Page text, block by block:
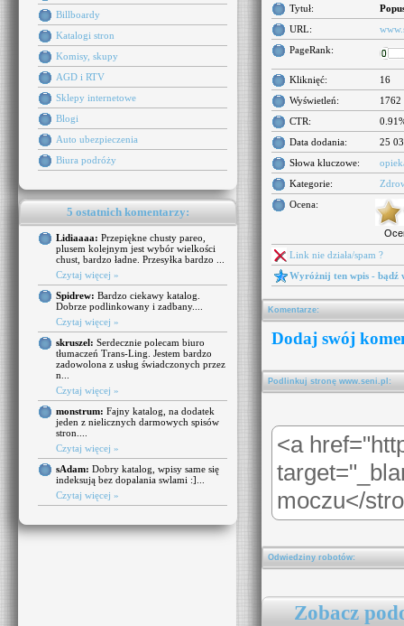
Billboardy
Katalogi stron
Komisy, skupy
AGD i RTV
Sklepy internetowe
Blogi
Auto ubezpieczenia
Biura podróży
5 ostatnich komentarzy:
Lidiaaaa: Przepiękne chusty pareo,
plusem kolejnym jest wybór wielkości
chust, bardzo ładne. Przesyłka bardzo ...
Czytaj więcej »
Spidrew: Bardzo ciekawy katalog.
Dobrze podlinkowany i zadbany....
Czytaj więcej »
skruszel: Serdecznie polecam biuro
tłumaczeń Trans-Ling. Jestem bardzo
zadowolona z usług świadczonych przez
n...
Czytaj więcej »
monstrum: Fajny katalog, na dodatek
jeden z nielicznych darmowych spisów
stron....
Czytaj więcej »
sAdam: Dobry katalog, wpisy same się
indeksują bez dopalania swlami :]...
Czytaj więcej »
Tytuł:
URL:
PageRank:
Kliknięć:
16
Wyświetleń:
1762
CTR:
Data dodania:
25
Słowa kluczowe:
Kategorie:
Ocena:
Link nie działa/spam ?
Wyróżnij ten wpis - bądź
Komentarze:
Dodaj swój
Podlinkuj stronę www.seni.pl:
Odwiedziny robotów:
Zobacz